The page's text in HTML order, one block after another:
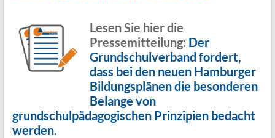
Lesen Sie hier die
Pressemitteilung: Der
Grundschulverband fordert,
dass bei den neuen Hamburger
Bildungsplänen die besonderen
Belange von
grundschulpädagogischen Prinzipien bedacht
werden.